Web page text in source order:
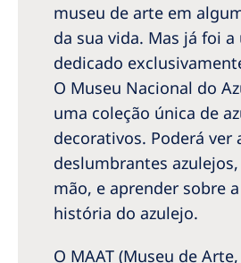
museu de arte em
da sua vida. Mas já foi
dedicado
O Museu Nacional do
uma coleção única de
decorativos. Poderá ver
deslumbrantes
mão, e aprender sobre
história do azulejo.
O MAAT (Museu de